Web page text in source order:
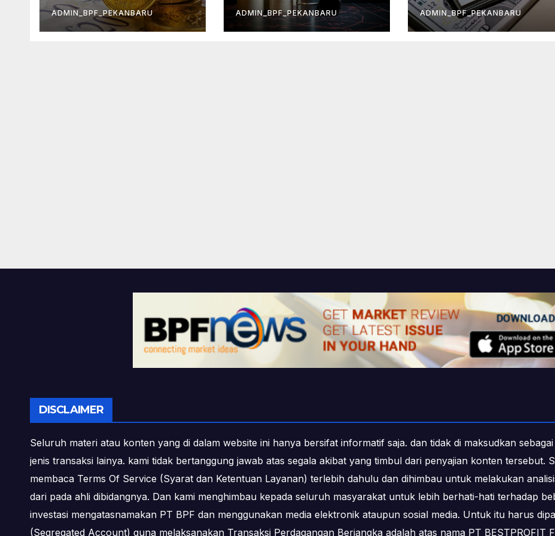
ADMIN_BPF_PEKANBARU ADMIN_BPF_PEKANBARU ADMIN_BPF_PEKANBARU
DISCLAIMER
Seluruh materi atau konten yang di dalam website ini hanya bersifat informatif saja. dan tidak di maksudkan
jenis transaksi lainya. kami tidak bertanggung jawab atas segala akibat yang timbul dari penyajian konten tersebut.
membaca Terms Of Service (Syarat dan Ketentuan Layanan) terlebih dahulu dan dihimbau untuk melakukan
dari pada ahli dibidangnya. Dan kami menghimbau kepada seluruh masyarakat untuk lebih berhati-hati terhadap
investasi mengatasnamakan PT BPF dan menggunakan media elektronik ataupun sosial media. Untuk itu harus
(Segregated Account) guna melaksanakan Transaksi Perdagangan Berjangka adalah atas nama PT BESTPROFIT